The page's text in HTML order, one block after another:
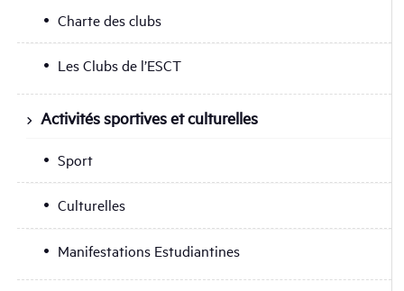
Charte des clubs
Les Clubs de l’ESCT
Activités sportives et culturelles
Sport
Culturelles
Manifestations Estudiantines